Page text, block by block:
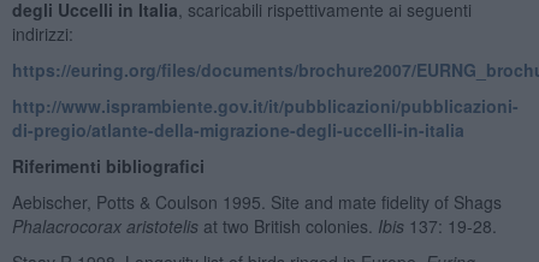
degli Uccelli in Italia , scaricabili rispettivamente ai seguenti
indirizzi:
https://euring.org/files/documents/brochure2007/
http://www.isprambiente.gov.it/it/pubblicazioni/pubblicazioni-
di-pregio/atlante-della-migrazione-degli-uccelli-in-italia
Riferimenti bibliografici
Aebischer, Potts & Coulson 1995. Site and mate fidelity of Shags
Phalacrocorax aristotelisat two British colonies. Ibis137: 19-28.